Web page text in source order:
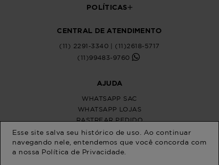
POLÍTICAS
CENTRAL DE ATENDIMENTO
(11) 2291-3340 | (11)2618-5717
(11)99483-9760
AJUDA
WHATSAPP SAC
WHATSAPP LOJAS
RASTREAR PEDIDO
SOLICITE SUA TROCA
PERGUNTAS FREQUENTES
Esse site salva seu histórico de uso. Ao continuar
navegando nele, entendemos que você concorda com
a nossa Política de Privacidade